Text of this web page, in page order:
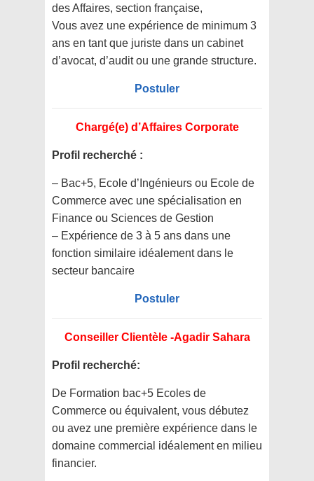
des Affaires, section française,
Vous avez une expérience de minimum 3
ans en tant que juriste dans un cabinet
d’avocat, d’audit ou une grande structure.
Postuler
Chargé(e) d’Affaires Corporate
Profil recherché :
– Bac+5, Ecole d’Ingénieurs ou Ecole de
Commerce avec une spécialisation en
Finance ou Sciences de Gestion
– Expérience de 3 à 5 ans dans une
fonction similaire idéalement dans le
secteur bancaire
Postuler
Conseiller Clientèle -Agadir Sahara
Profil recherché:
De Formation bac+5 Ecoles de
Commerce ou équivalent, vous débutez
ou avez une première expérience dans le
domaine commercial idéalement en milieu
financier.